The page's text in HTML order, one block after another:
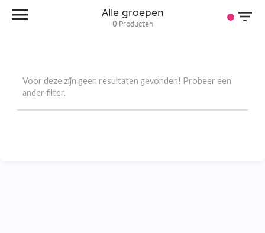
Alle groepen
0 Producten
Voor deze zijn geen resultaten gevonden! Probeer een
ander filter.